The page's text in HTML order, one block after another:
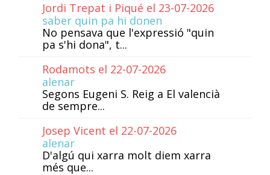
Jordi Trepat i Piqué el 23-07-2026
saber quin pa hi donen
No pensava que l'expressió "quin
pa s'hi dona", t...
Rodamots el 22-07-2026
alenar
Segons Eugeni S. Reig a El valencià
de sempre...
Josep Vicent el 22-07-2026
alenar
D'algú qui xarra molt diem xarra
més que...